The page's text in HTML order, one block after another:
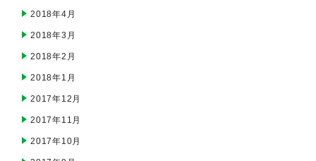
2018年4月
2018年3月
2018年2月
2018年1月
2017年12月
2017年11月
2017年10月